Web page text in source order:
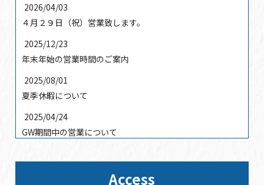
2026/04/03
４月２９日（祝）営業致します。
2025/12/23
年末年始の営業時間のご案内
2025/08/01
夏季休暇について
2025/04/24
GW期間中の営業について
Access